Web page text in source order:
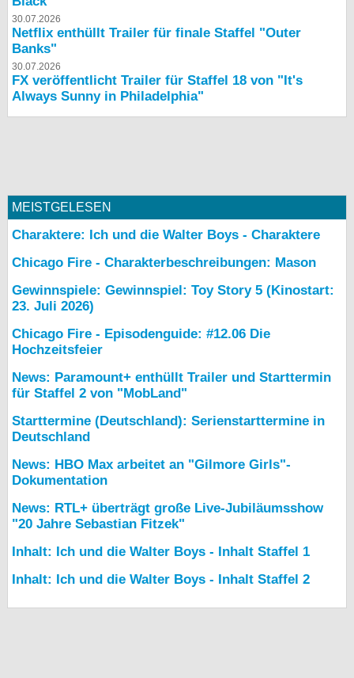
30.07.2026
Netflix enthüllt Trailer für finale Staffel "Outer
Banks"
30.07.2026
FX veröffentlicht Trailer für Staffel 18 von "It's
Always Sunny in Philadelphia"
MEISTGELESEN
Charaktere: Ich und die Walter Boys - Charaktere
Chicago Fire - Charakterbeschreibungen: Mason
Gewinnspiele: Gewinnspiel: Toy Story 5 (Kinostart:
23. Juli 2026)
Chicago Fire - Episodenguide: #12.06 Die
Hochzeitsfeier
News: Paramount+ enthüllt Trailer und Starttermin
für Staffel 2 von "MobLand"
Starttermine (Deutschland): Serienstarttermine in
Deutschland
News: HBO Max arbeitet an "Gilmore Girls"-
Dokumentation
News: RTL+ überträgt große Live-Jubiläumsshow
"20 Jahre Sebastian Fitzek"
Inhalt: Ich und die Walter Boys - Inhalt Staffel 1
Inhalt: Ich und die Walter Boys - Inhalt Staffel 2